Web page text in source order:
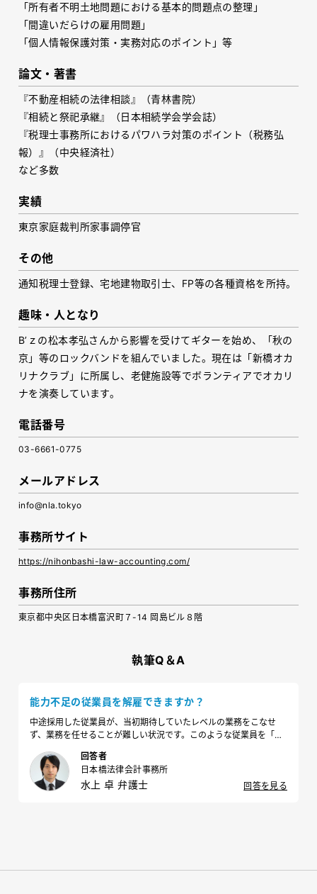
「所有者不明土地問題における基本的問題点の整理」
「間違いだらけの雇用問題」
「個人情報保護対策・実務対応のポイント」等
論文・著書
『不動産相続の法律相談』（青林書院）
『相続と祭祀承継』（日本相続学会学会誌）
『税理士事務所におけるパワハラ対策のポイント（税務弘
報）』（中央経済社）
など多数
実績
東京家庭裁判所家事調停官
その他
通知税理士登録、宅地建物取引士、FP等の各種資格を所持。
趣味・人となり
B’ｚの松本孝弘さんから影響を受けてギターを始め、「秋の
京」等のロックバンドを組んでいました。現在は「新橋オカ
リナクラブ」に所属し、老健施設等でボランティアでオカリ
ナを演奏しています。
電話番号
03-6661-0775
メールアドレス
info@nla.tokyo
事務所サイト
https://nihonbashi-law-accounting.com/
事務所住所
東京都中央区日本橋富沢町７-14 岡島ビル８階
執筆Q＆A
能力不足の従業員を解雇できますか？
中途採用した従業員が、当初期待していたレベルの業務をこなせ
ず、業務を任せることが難しい状況です。このような従業員を「能
雇する場合、どのような点に気を付けるべきでしょうか。
回答者
日本橋法律会計事務所
水上 卓 弁護士 回答を見る